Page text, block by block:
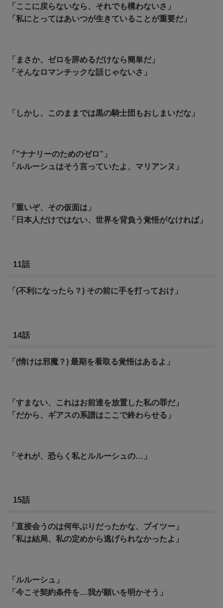
「ここに戻らないなら、それでも構わないさ」
「私にとってはあいつが生きていることが重要だ」
「まさか、ゼロを辞めるだけなら簡単だ」
「そんなロマンチックな話じゃないさ」
「しかし、このままでは黒の騎士団もおしまいだな」
「”ナナリーのためのゼロ”」
「ルルーシュはそう言っていたよ、マリアンヌ」
「重いぞ、その仮面は」
「日本人だけではない、世界を背負う覚悟がなければ」
11話
「(不利になったら？) その前に手を打っておけ」
14話
「(情けは邪魔？) 最期を看取る覚悟はあるよ」
「すまない、これはお前達を放置した私の罪だ」
「だから、ギアスの系譜はここで終わらせる」
「それが、恐らく私とルルーシュの…」
15話
「直接会うのは何年ぶりだったかな、ブイツー」
「私は結局、私の定めから逃げられなかったよ」
「ルルーシュ」
「今こそ契約条件を…我が願いを明かそう」